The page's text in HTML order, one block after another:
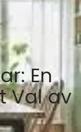
En
Val av